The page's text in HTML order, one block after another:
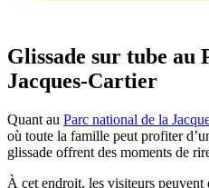
Glissade sur tube au
Jacques-Cartier
Quant au Parc national de la
où toute la famille peut profiter
glissade offrent des moments de
À cet endroit, les visiteurs peuvent